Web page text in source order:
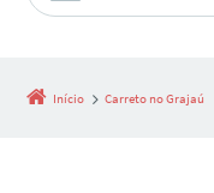
Início Carreto no Grajaú